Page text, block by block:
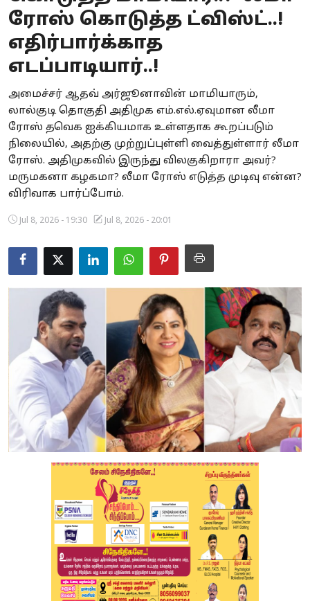
Business
Crime
National
World
Astrology
Politics
ரோஸ் கொடுத்த ட்விஸ்ட்..!
எதிர்பார்க்காத
எடப்பாடியார்..!
அமைச்சர் ஆதவ் அர்ஜூனாவின் மாமியாரும்,
லால்குடி தொகுதி அதிமுக எம்.எல்.ஏவுமான லீமா
ரோஸ் தவெக ஐக்கியமாக உள்ளதாக கூறப்படும்
நிலையில், அதற்கு முற்றுப்புள்ளி வைத்துள்ளார் லீமா
ரோஸ். அதிமுகவில் இருந்து விலகுகிறாரா அவர்?
மருமகனா கழகமா? லீமா ரோஸ் எடுத்த முடிவு என்ன?
விரிவாக பார்ப்போம்.
Jul 8, 2026 - 19:30 Jul 8, 2026 - 20:01